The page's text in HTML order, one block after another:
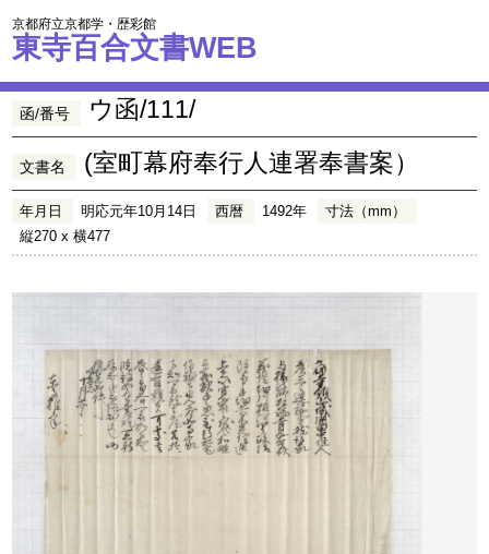
京都府立京都学・歴彩館
東寺百合文書WEB
函/番号 ウ函/111/
文書名 (室町幕府奉行人連署奉書案）
年月日 明応元年10月14日 西暦 1492年
寸法（mm）
縦270 x 横477